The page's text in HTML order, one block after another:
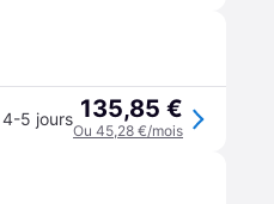
4-5 jours 135,85 €
Ou 45,28 €/mois